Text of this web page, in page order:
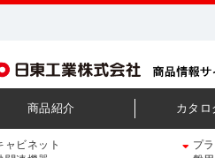
商品紹介 カタロ
ャビネット プ